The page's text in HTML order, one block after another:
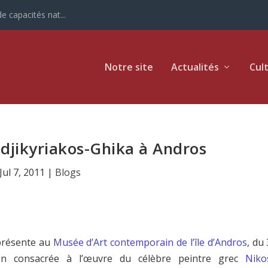
capacités nat...
Notre site Actualités
Ghika à Andros
7, 2011 | Blogs
au Musée d’Art contemporain de l’île d’Andros, du
consacrée à l’œuvre du célèbre peintre grec